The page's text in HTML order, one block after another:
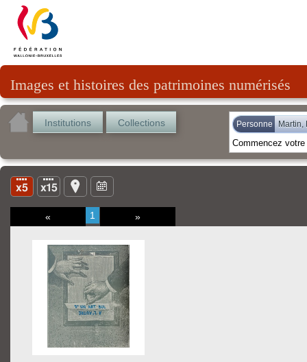
Images et histoires des patrimoines numérisés
Institutions Collections Personne Martin,
« 1 »